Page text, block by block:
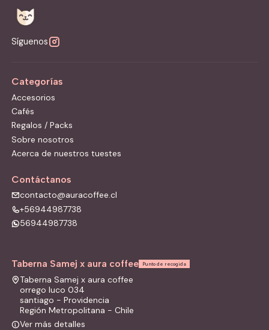
Síguenos
Categorías
Accesorios
Cafés
Regalos / Packs
Sobre nosotros
Acerca de nuestros tuestes
Contáctanos
contacto@auracoffee.cl
+56944987738
56944987738
Taberna Samej x aura coffee Punto de recogida
Taberna Samej x aura coffee
orrego luco 034
santiago - Providencia
Región Metropolitana - Chile
Ver más detalles